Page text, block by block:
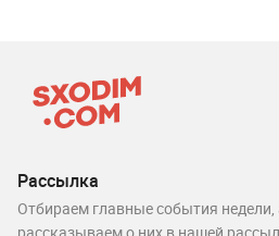
Рассылка
Отбираем главные события недели,